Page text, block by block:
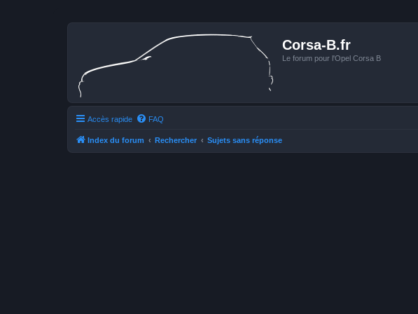
Corsa-B.fr
Le forum pour l'Opel Corsa B
Accès rapide FAQ
Index du forum Rechercher Sujets sans réponse